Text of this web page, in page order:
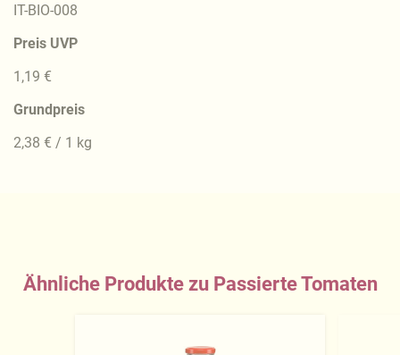
IT-BIO-008
Preis UVP
1,19 €
Grundpreis
2,38 € / 1 kg
Ähnliche Produkte zu Passierte Tomaten